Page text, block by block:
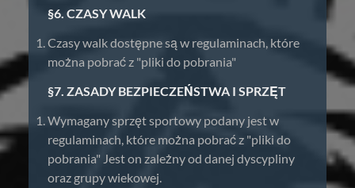
§6. CZASY WALK
Czasy walk dostępne są w regulaminach, które
można pobrać z "pliki do pobrania"
§7. ZASADY BEZPIECZEŃSTWA I SPRZĘT
Wymagany sprzęt sportowy podany jest w
regulaminach, które można pobrać z "pliki do
pobrania" Jest on zależny od danej dyscypliny
oraz grupy wiekowej.